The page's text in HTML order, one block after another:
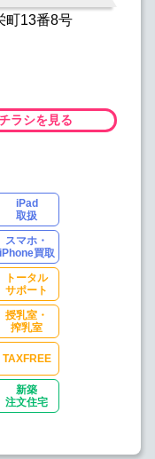
町13番8号
ラシを見る
iPad
取扱
スマホ・
iPhone買取
トータル
サポート
授乳室・
搾乳室
TAXFREE
新築
注文住宅